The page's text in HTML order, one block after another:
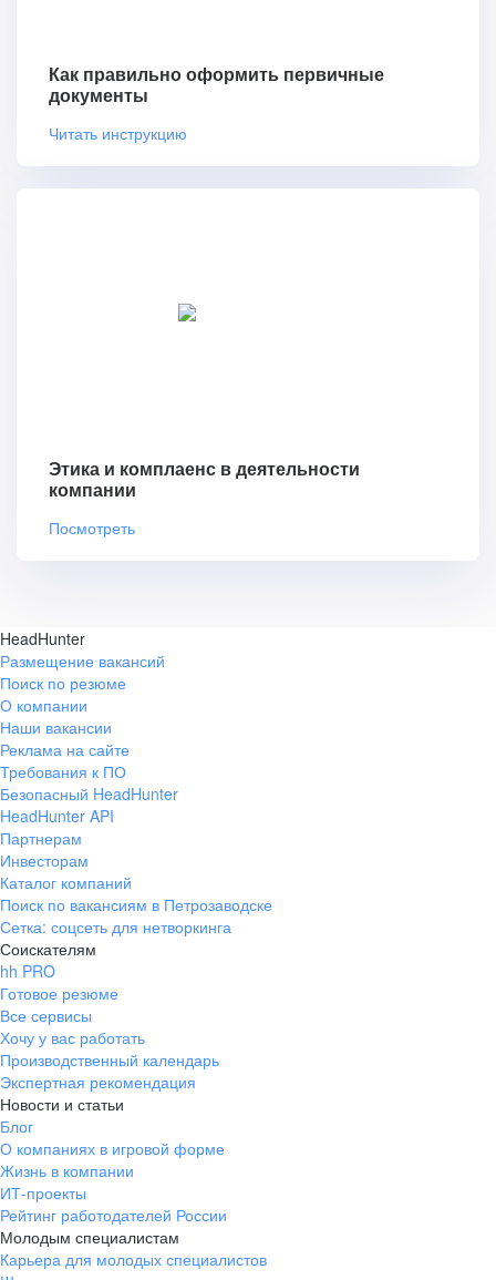
Как правильно оформить первичные
документы
Читать инструкцию
Этика и комплаенс в деятельности
компании
Посмотреть
HeadHunter
Размещение вакансий
Поиск по резюме
О компании
Наши вакансии
Реклама на сайте
Требования к ПО
Безопасный HeadHunter
HeadHunter API
Партнерам
Инвесторам
Каталог компаний
Поиск по вакансиям в Петрозаводске
Сетка: соцсеть для нетворкинга
Соискателям
hh PRO
Готовое резюме
Все сервисы
Хочу у вас работать
Производственный календарь
Экспертная рекомендация
Новости и статьи
Блог
О компаниях в игровой форме
Жизнь в компании
ИТ-проекты
Рейтинг работодателей России
Молодым специалистам
Карьера для молодых специалистов